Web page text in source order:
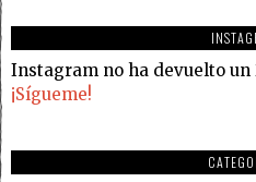
Instagram no ha devuelto un
¡Sígueme!